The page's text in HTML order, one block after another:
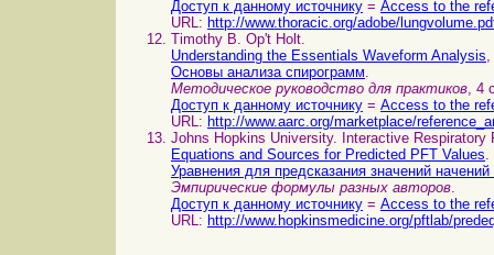
Доступ к данному источнику = Access to the
URL: http://www.thoracic.org/adobe/
Timothy B. Op't Holt.
Understanding the Essentials Waveform Analysis,
Основы анализа спирограмм.
Методическое руководство для практиков, 4
Доступ к данному источнику = Access to the
URL: http://www.aarc.org/marketplace/
Johns Hopkins University. Interactive Respiratory
Equations and Sources for Predicted PFT Values.
Уравнения для предсказания значений
Эмпирические формулы разных авторов.
Доступ к данному источнику = Access to the
URL: http://www.hopkinsmedicine.org/pftlab/